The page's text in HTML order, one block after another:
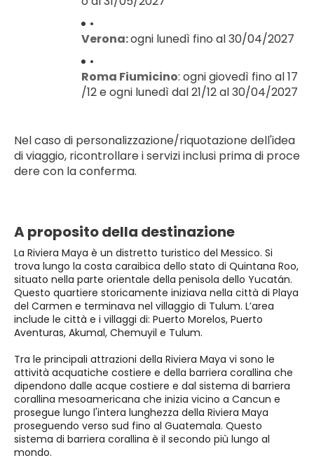
Verona:
Roma Fiumicino: ogni giovedì fino al 17
/12 e ogni lunedì dal 21/12 al 30/04/2027
Nel caso di personalizzazione/riquotazione dell'idea
di viaggio, ricontrollare i servizi inclusi prima di proce
dere con la conferma.
A proposito della destinazione
La Riviera Maya è un distretto turistico del Messico. Si
trova lungo la costa caraibica dello stato di Quintana Roo,
situato nella parte orientale della penisola dello Yucatán.
Questo quartiere storicamente iniziava nella città di Playa
del Carmen e terminava nel villaggio di Tulum. L’area
include le città e i villaggi di: Puerto Morelos, Puerto
Aventuras, Akumal, Chemuyil e Tulum.
Tra le principali attrazioni della Riviera Maya vi sono le
attività acquatiche costiere e della barriera corallina che
dipendono dalle acque costiere e dal sistema di barriera
corallina mesoamericana che inizia vicino a Cancun e
prosegue lungo l'intera lunghezza della Riviera Maya
proseguendo verso sud fino al Guatemala. Questo
sistema di barriera corallina è il secondo più lungo al
mondo.